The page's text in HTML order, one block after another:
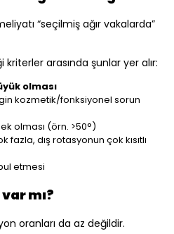
“seçilmiş ağır vakalarda”
arasında şunlar yer alır:
olması
kozmetik/fonksiyonel sorun
olması (örn. >50°)
dış rotasyonun çok kısıtlı
etmesi
mı?
oranları da az değildir.